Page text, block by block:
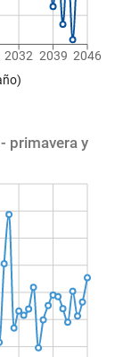
2032 2039 2046
primavera y